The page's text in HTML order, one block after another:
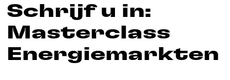
Schrijf u in:
Masterclass
Energiemarkten